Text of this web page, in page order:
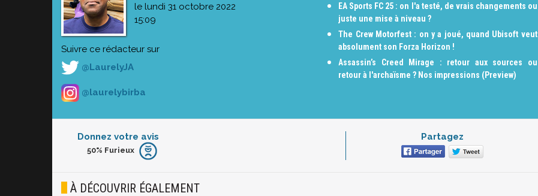
le lundi 31 octobre 2022
15:09
Suivre ce rédacteur sur
@LaurelyJA
@laurelybirba
EA Sports FC 25 : on l'a testé, de vrais changements ou
juste une mise à niveau ?
The Crew Motorfest : on y a joué, quand Ubisoft veut
absolument son Forza Horizon !
Assassin’s Creed Mirage : retour aux sources ou
retour à l'archaïsme ? Nos impressions (Preview)
Donnez votre avis
Furieux
50% Furieux
Partagez
À DÉCOUVRIR ÉGALEMENT